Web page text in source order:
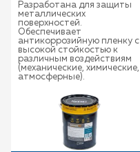
Разработана для защиты
металлических
поверхностей.
Обеспечивает
антикоррозийную пленку с
высокой стойкостью к
различным воздействиям
(механические, химические,
атмосферные).